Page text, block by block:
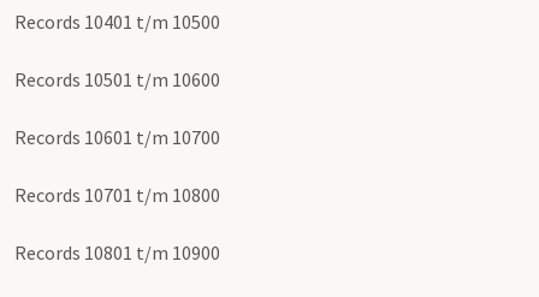
Records 10401 t/m 10500
Records 10501 t/m 10600
Records 10601 t/m 10700
Records 10701 t/m 10800
Records 10801 t/m 10900